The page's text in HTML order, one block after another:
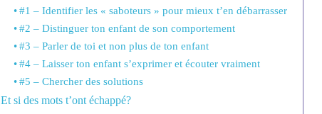
#1 – Identifier les « saboteurs » pour mieux t’en débarrasser
#2 – Distinguer ton enfant de son comportement
#3 – Parler de toi et non plus de ton enfant
#4 – Laisser ton enfant s’exprimer et écouter vraiment
#5 – Chercher des solutions
Et si des mots t’ont échappé?